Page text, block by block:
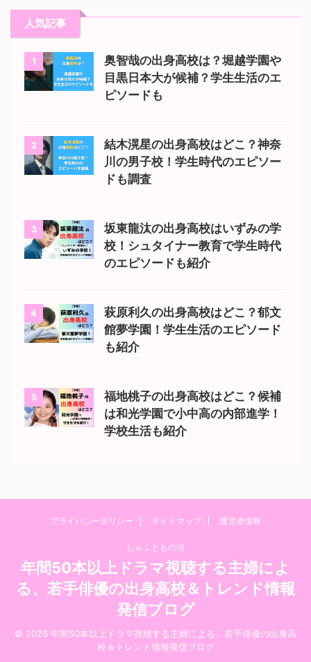
人気記事
1
奥智哉の出身高校は？堀越学園や
目黒日本大が候補？学生生活のエ
ピソードも
2
結木滉星の出身高校はどこ？神奈
川の男子校！学生時代のエピソー
ドも調査
3
坂東龍汰の出身高校はいずみの学
校！シュタイナー教育で学生時代
のエピソードも紹介
4
萩原利久の出身高校はどこ？郁文
館夢学園！学生生活のエピソード
も紹介
5
福地桃子の出身高校はどこ？候補
は和光学園で小中高の内部進学！
学校生活も紹介
プライバシーポリシー サイトマップ 運営者情報
しゅふともの沼
年間50本以上ドラマ視聴する主婦によ
る、若手俳優の出身高校＆トレンド情報
発信ブログ
© 2026 年間50本以上ドラマ視聴する主婦による、若手俳優の出身高
校＆トレンド情報発信ブログ